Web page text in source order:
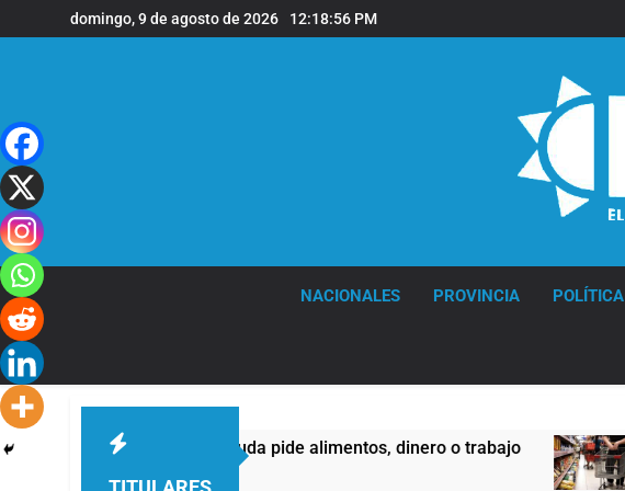
al
domingo, 9 de agosto de 2026 12:18:58 PM
NACIONALES PROVINCIA POLÍTICA
alimentos, dinero o trabajo Economía en dos velocidades